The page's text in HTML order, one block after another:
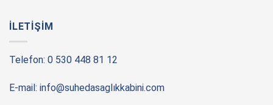
İLETIŞIM
Telefon: 0 530 448 81 12
E-mail: info@suhedasaglıkkabini.com